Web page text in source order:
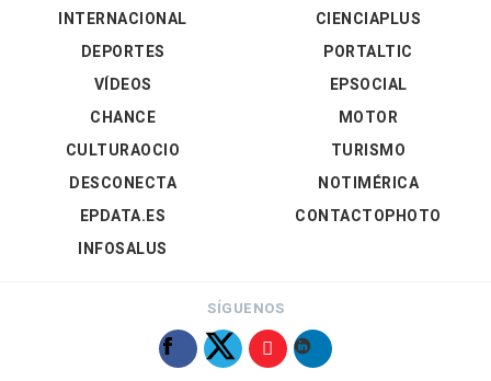
INTERNACIONAL
DEPORTES
VÍDEOS
CIENCIAPLUS
PORTALTIC
EPSOCIAL
CHANCE
CULTURAOCIO
DESCONECTA
EPDATA.ES
INFOSALUS
MOTOR
TURISMO
NOTIMÉRICA
CONTACTOPHOTO
SÍGUENOS